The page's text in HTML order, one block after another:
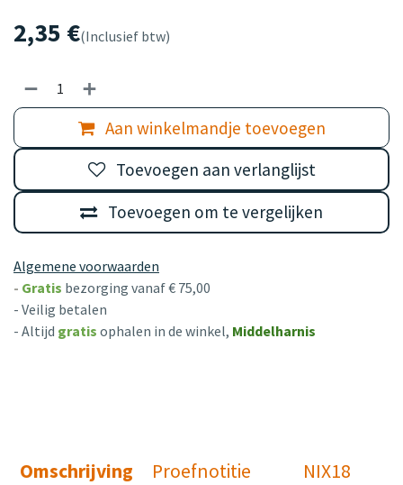
2,35 €(Inclusief btw)
Aan winkelmandje toevoegen
Toevoegen om te vergelijken
Toevoegen aan verlanglijst
Algemene voorwaarden
- Gratis bezorging vanaf € 75,00
- Veilig betalen
- Altijd gratis ophalen in de winkel, Middelharnis
Omschrijving Proefnotitie NIX18